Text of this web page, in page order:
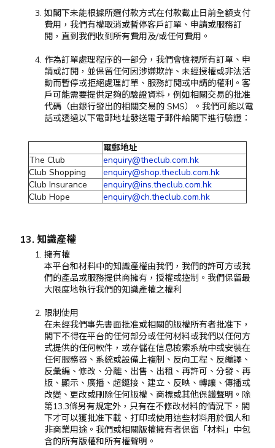
如閣下未能根據所選付款方式在付款截止日前全額支付
費用，我們有權取消或暫停客戶訂單、申請或服務訂
閱，直到我們收到所有費用及/或任何費用。
作為訂單處理程序的一部分，我們會檢視所有訂單、申
請或訂閱，並保留任何因涉嫌欺詐、未經授權或非法活
動而暫停或拒絕處理訂單、服務訂閱或申請的權利。客
戶可能需要提供足夠的驗證資料，例如相關交易的批准
代碼（由銀行發出的相關交易的 SMS）。我們可能以電
話或透過以下電郵地址發送電子郵件給閣下進行驗證：
電郵地址
The Club
enquiry@theclub.com.hk
Club Shopping
enquiry@shop.theclub.com.hk
Club Insurance
enquiry@ins.theclub.com.hk
Club Hope
enquiry@ch.theclub.com.hk
13. 知識產權
擁有權
本平台和材料中的知識產權由我們，我們的許可方或我
們的產品或服務提供商擁有，授權或控制。我們保留最
大限度地執行我們的知識產權之權利
限制使用
在未經我們事先書面批准或相關的版權所有者批准下，
閣下不得在平台的任何部分或任何材料或我們以任何方
式提供的任何軟件，或存儲在信息檢索系統中或安裝在
任何服務器、系統或設備上複制、反向工程、反編譯、
反彙編、修改、分離、出售、出租、再許可、分發、再
版、顯示、廣播、超鏈接、建立、反映、轉讓、傳播或
改變、更改或刪除任何版權、商標或其他保護聲明。除
第13.3條另有規定外，只有在不修改材料的情況下，閣
下才可以獲批准下載、打印或使用這些材料用於個人和
非商業用途。我們或相關版權擁有者保留「材料」中包
含的所有版權和所有權聲明。